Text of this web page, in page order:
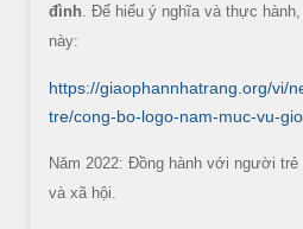
đình . Để hiểu ý nghĩa và thực
này:
https://giaophannhatrang.org/vi/
tre/cong-bo-logo-nam-muc-vu-
Năm 2022: Đồng hành với người trẻ
và xã hội.